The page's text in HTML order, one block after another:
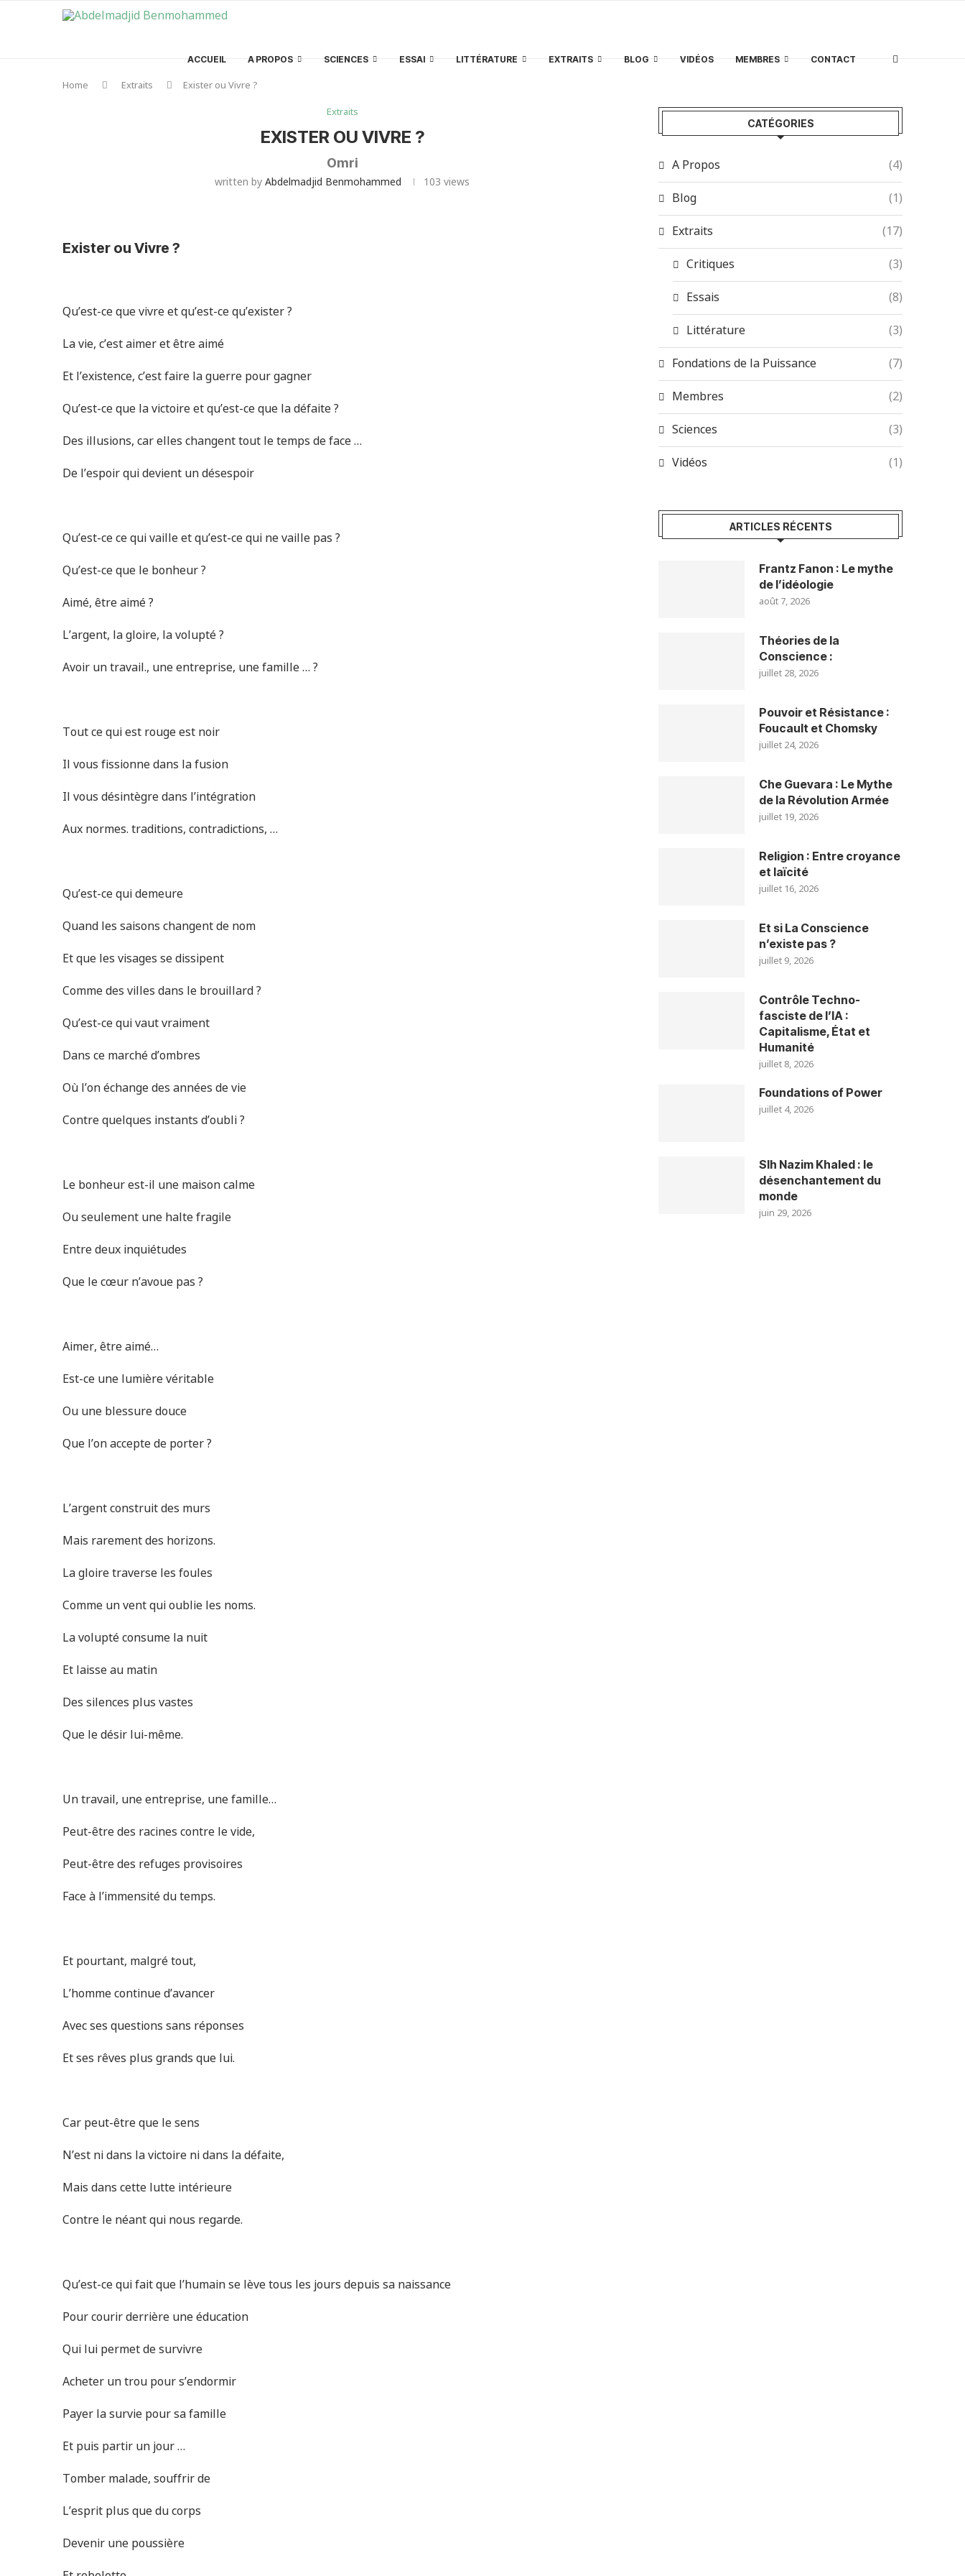
ACCUEIL A PROPOS SCIENCES ESSAI LITTÉRATURE EXTRAITS BLOG VIDÉOS MEMBRES CONTACT
Home Extraits Exister ou Vivre ?
Extraits
EXISTER OU VIVRE ?
Omri
written byAbdelmadjid Benmohammed 103 views
Exister ou Vivre ?
Qu’est-ce que vivre et qu’est-ce qu’exister ?
La vie, c’est aimer et être aimé
Et l’existence, c’est faire la guerre pour gagner
Qu’est-ce que la victoire et qu’est-ce que la défaite ?
Des illusions, car elles changent tout le temps de face …
De l’espoir qui devient un désespoir
Qu’est-ce ce qui vaille et qu’est-ce qui ne vaille pas ?
Qu’est-ce que le bonheur ?
Aimé, être aimé ?
L’argent, la gloire, la volupté ?
Avoir un travail., une entreprise, une famille … ?
Tout ce qui est rouge est noir
Il vous fissionne dans la fusion
Il vous désintègre dans l’intégration
Aux normes. traditions, contradictions, …
Qu’est-ce qui demeure
Quand les saisons changent de nom
Et que les visages se dissipent
Comme des villes dans le brouillard ?
Qu’est-ce qui vaut vraiment
Dans ce marché d’ombres
Où l’on échange des années de vie
Contre quelques instants d’oubli ?
Le bonheur est-il une maison calme
Ou seulement une halte fragile
Entre deux inquiétudes
Que le cœur n’avoue pas ?
Aimer, être aimé…
Est-ce une lumière véritable
Ou une blessure douce
Que l’on accepte de porter ?
L’argent construit des murs
Mais rarement des horizons.
La gloire traverse les foules
Comme un vent qui oublie les noms.
La volupté consume la nuit
Et laisse au matin
Des silences plus vastes
Que le désir lui-même.
Un travail, une entreprise, une famille…
Peut-être des racines contre le vide,
Peut-être des refuges provisoires
Face à l’immensité du temps.
Et pourtant, malgré tout,
L’homme continue d’avancer
Avec ses questions sans réponses
Et ses rêves plus grands que lui.
Car peut-être que le sens
N’est ni dans la victoire ni dans la défaite,
Mais dans cette lutte intérieure
Contre le néant qui nous regarde.
Qu’est-ce qui fait que l’humain se lève tous les jours depuis sa naissance
Pour courir derrière une éducation
Qui lui permet de survivre
Acheter un trou pour s’endormir
Payer la survie pour sa famille
Et puis partir un jour …
Tomber malade, souffrir de
L’esprit plus que du corps
Devenir une poussière
CATÉGORIES
A Propos (4)
Blog (1)
Extraits (17)
Critiques (3)
Essais (8)
Littérature (3)
Fondations de la Puissance (7)
Membres (2)
Sciences (3)
Vidéos (1)
ARTICLES RÉCENTS
Frantz Fanon : Le mythe
de l’idéologie
août 7, 2026
Théories de la
Conscience :
juillet 28, 2026
Pouvoir et Résistance :
Foucault et Chomsky
juillet 24, 2026
Che Guevara : Le Mythe
de la Révolution Armée
juillet 19, 2026
Religion : Entre croyance
et laïcité
juillet 16, 2026
Et si La Conscience
n’existe pas ?
juillet 9, 2026
Contrôle Techno-
fasciste de l’IA :
Capitalisme, État et
Humanité
juillet 8, 2026
Foundations of Power
juillet 4, 2026
Slh Nazim Khaled : le
désenchantement du
monde
juin 29, 2026